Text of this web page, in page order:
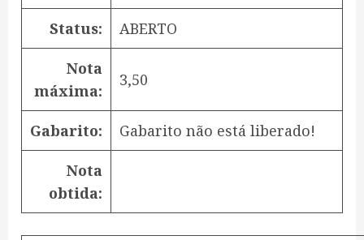
Status: ABERTO
Nota
máxima:
3,50
Gabarito: Gabarito não está liberado!
Nota
obtida: